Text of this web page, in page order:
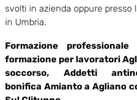
svolti in azienda oppure presso
in Umbria.
Formazione
formazione per lavoratori
soccorso, Addetti
bonifica Amianto a Agliano